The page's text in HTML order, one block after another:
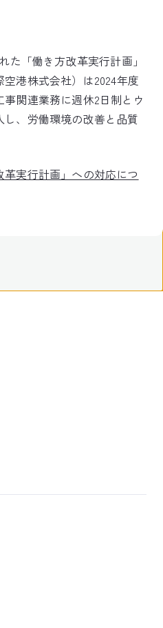
た「働き方改革実行計画」
港株式会社）は2024年度
関連業務に週休2日制とウ
、労働環境の改善と品質
実行計画」への対応につ